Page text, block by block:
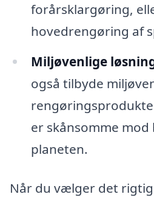
forårsklargøring,
hovedrengøring af
Miljøvenlige
også tilbyde
er skånsomme
planeten.
Når du vælger det